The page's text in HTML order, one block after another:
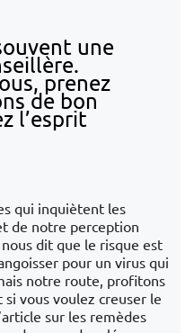
une
prenez
de bon
l’esprit
qui inquiètent les
de notre perception
dit que le risque est
pour un virus qui
notre route, profitons
si vous voulez creuser le
sur les remèdes